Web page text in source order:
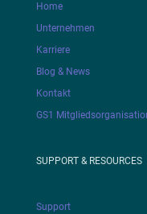
Home
Unternehmen
Karriere
Blog & News
Kontakt
GS1
SUPPORT & RESOURCES
Support